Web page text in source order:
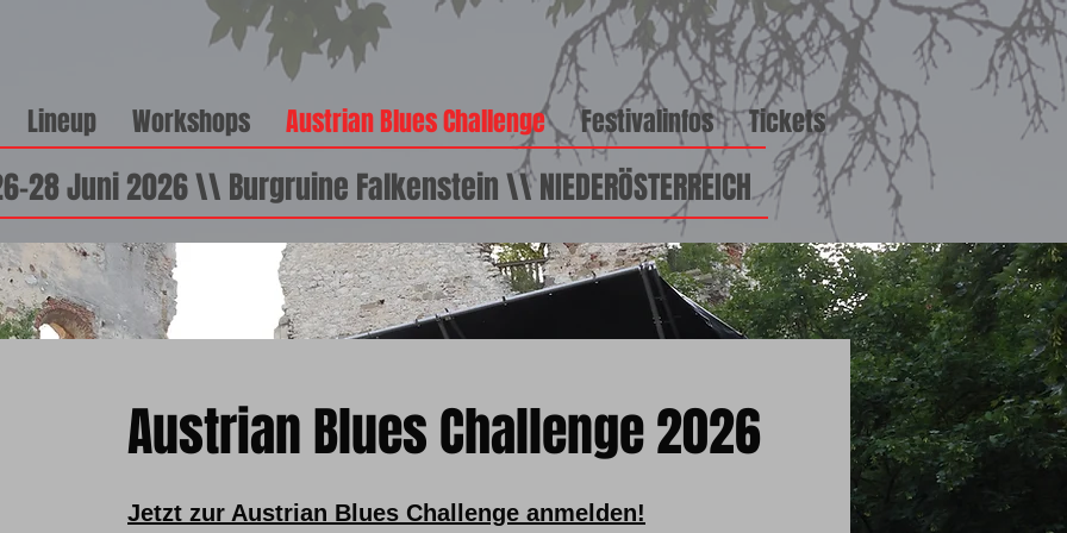
Lineup Workshops Austrian Blues Challenge Festivalinfos Tickets
28 Juni 2026 \\ Burgruine Falkenstein \\ NIEDERÖSTERREICH
Austrian Blues Challenge 2026
Jetzt zur Austrian Blues Challenge anmelden!